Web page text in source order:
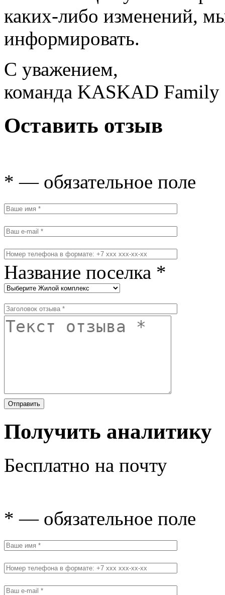
каких-либо изменений,
информировать.
С уважением,
команда KASKAD Family
Оставить отзыв
* — обязательное поле
Название поселка *
Получить аналитику
Бесплатно на почту
* — обязательное поле